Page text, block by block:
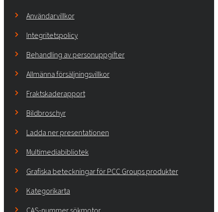
Användarvillkor
Integritetspolicy
Behandling av personuppgifter
Allmänna försäljningsvillkor
Fraktskaderapport
Bildbroschyr
Ladda ner presentationen
Multimediabibliotek
Grafiska beteckningar för PCC Groups produkter
Kategorikarta